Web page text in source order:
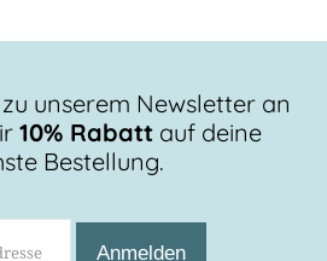
unserem Newsletter an
10% Rabattauf deine
Bestellung.